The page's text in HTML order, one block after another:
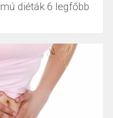
diéták 6 legfőbb